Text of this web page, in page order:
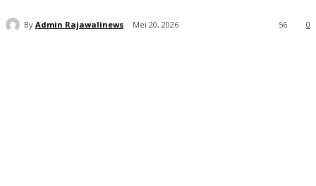
By Admin Rajawalinews Mei 20, 2026 0
56